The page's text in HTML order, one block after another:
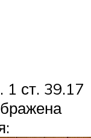
1 ст. 39.17